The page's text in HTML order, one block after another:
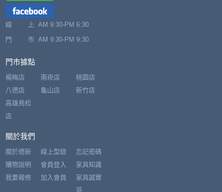
線 上 AM 9:30-PM 6:30
門 市 AM 9:30-PM 9:30
門市據點
楊梅店
八德店
南崁店
龜山店
桃園店
新竹店
高雄鳥松
店
關於我們
關於德新
購物說明
我要報修
線上型錄
會員登入
加入會員
忘記密碼
家具知識
家具誠實
哥